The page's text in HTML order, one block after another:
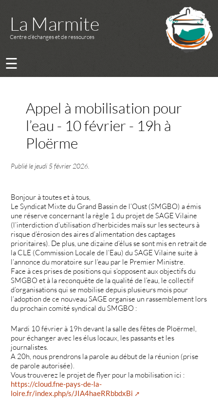
La Marmite
Centre d’échanges et de ressources
☰
Appel à mobilisation pour
l’eau - 10 février - 19h à
Ploërme
Publié le jeudi 5 février 2026
Bonjour à toutes et à tous,
Le Syndicat Mixte du Grand Bassin de l’Oust (SMGBO) a émis
une réserve concernant la règle 1 du projet de SAGE Vilaine
(l’interdiction d’utilisation d’herbicides maïs sur les secteurs à
risque d’érosion des aires d’alimentation des captages
prioritaires). De plus, une dizaine d’élus se sont mis en retrait de
la CLE (Commission Locale de l’Eau) du SAGE Vilaine suite à
l’annonce du moratoire sur l’eau par le Premier Ministre.
Face à ces prises de positions qui s’opposent aux objectifs du
SMGBO et à la reconquête de la qualité de l’eau, le collectif
d’organisations qui se mobilise depuis plusieurs mois pour
l’adoption de ce nouveau SAGE organise un rassemblement lors
du prochain comité syndical du SMGBO :
Mardi 10 février à 19h devant la salle des fêtes de Ploërmel,
pour échanger avec les élus locaux, les passants et les
journalistes.
A 20h, nous prendrons la parole au début de la réunion (prise
de parole autorisée).
Vous trouverez le projet de flyer pour la mobilisation ici :
https://cloud.fne-pays-de-la-
loire.fr/index.php/s/JIA4haeRRbbdxBi